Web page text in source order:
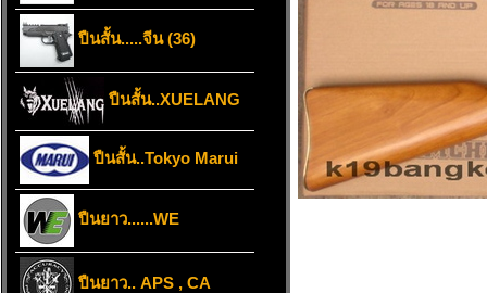
ปืนสั้น.....จีน (36)
ปืนสั้น..XUELANG
ปืนสั้น..Tokyo Marui
ปืนยาว......WE
ปืนยาว.. APS , CA